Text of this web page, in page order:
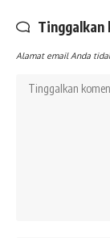
Tinggalkan
Alamat email Anda